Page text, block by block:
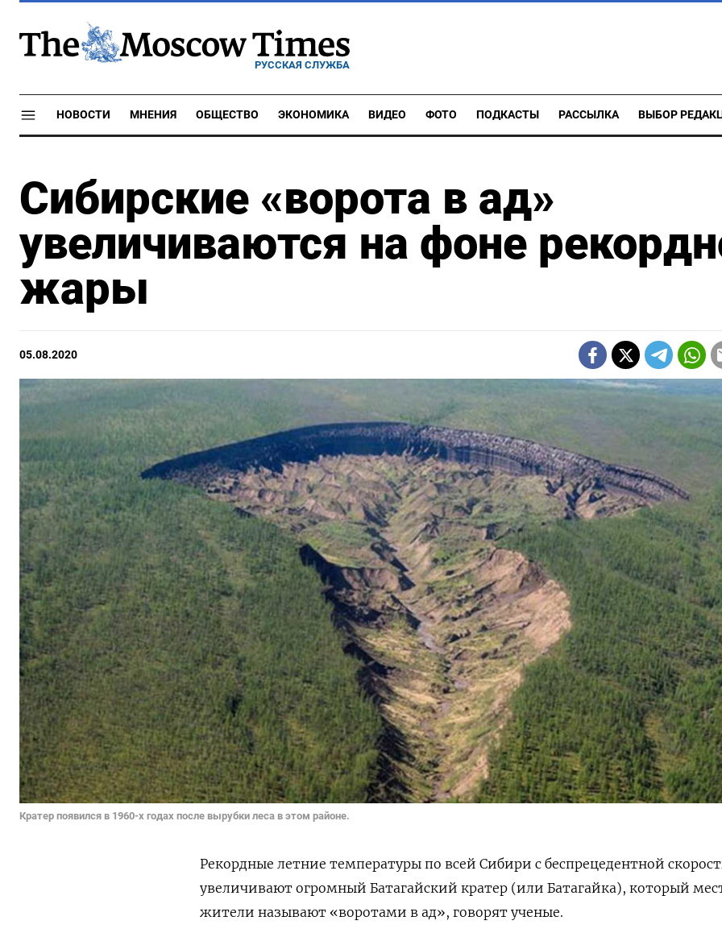
РУССКАЯ СЛУЖБА
НОВОСТИ МНЕНИЯ ОБЩЕСТВО ЭКОНОМИКА ВИДЕО ФОТО ПОДКАСТЫ РАССЫЛКА ВЫБОР
Сибирские «ворота в ад»
увеличиваются на фоне
жары
05.08.2020
Кратер появился в 1960-х годах после вырубки леса в этом районе.
Рекордные летние температуры по всей Сибири с беспрецедентной
увеличивают огромный Батагайский кратер (или Батагайка), который
жители называют «воротами в ад», говорят ученые.